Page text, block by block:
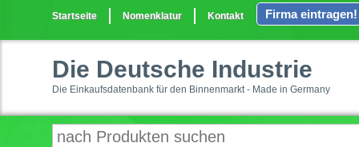
Startseite Nomenklatur Kontakt Firma eintragen!
Die Deutsche Industrie
Die Einkaufsdatenbank für den Binnenmarkt - Made in Germany